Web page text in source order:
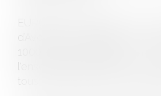
EUROJURIS FRANCE est
d’Avocats et Huissiers en
1000 professionnels du
l'ensemble du territoire et
tous les domaines de